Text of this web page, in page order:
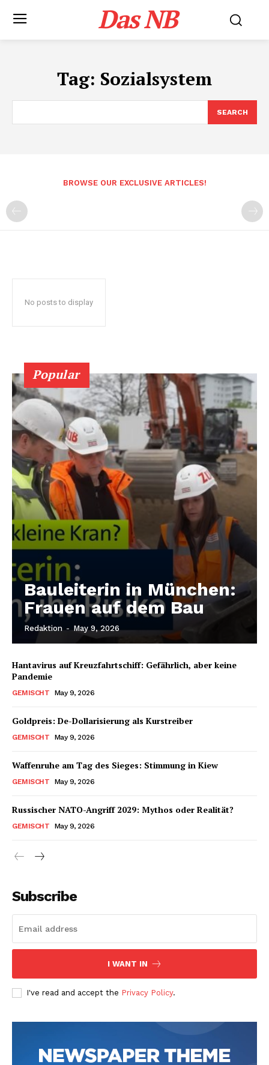
Das NB
Tag: Sozialsystem
SEARCH
BROWSE OUR EXCLUSIVE ARTICLES!
No posts to display
Popular
Bauleiterin in München:
Frauen auf dem Bau
Redaktion - May 9, 2026
Hantavirus auf Kreuzfahrtschiff: Gefährlich, aber keine
Pandemie
GEMISCHT May 9, 2026
Goldpreis: De-Dollarisierung als Kurstreiber
GEMISCHT May 9, 2026
Waffenruhe am Tag des Sieges: Stimmung in Kiew
GEMISCHT May 9, 2026
Russischer NATO-Angriff 2029: Mythos oder Realität?
GEMISCHT May 9, 2026
Subscribe
I WANT IN
I've read and accept the Privacy Policy.